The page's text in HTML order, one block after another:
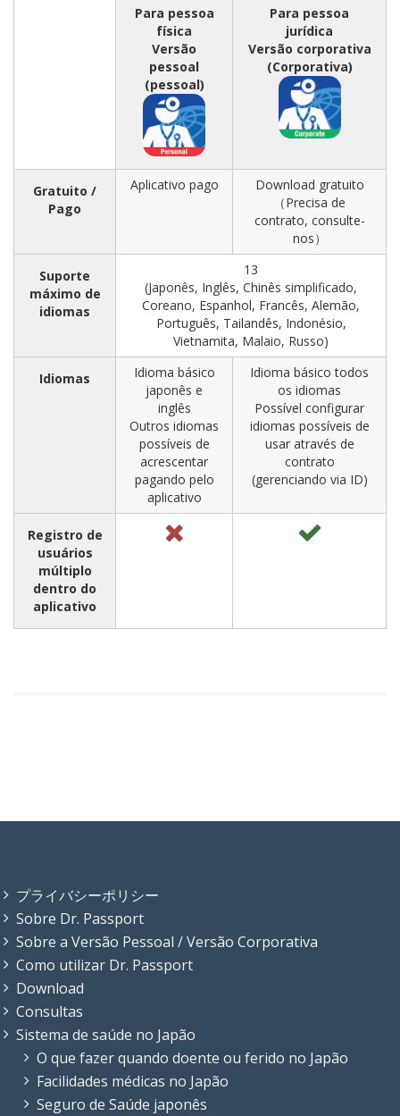
Para pessoa
física
Versão
pessoal
(pessoal)
Para pessoa
jurídica
Versão corporativa
(Corporativa)
Gratuito /
Pago
Aplicativo pago
Download gratuito
（Precisa de
contrato, consulte-
nos）
Suporte
máximo de
idiomas
13
(Japonês, Inglês, Chinês simplificado,
Coreano, Espanhol, Francês, Alemão,
Português, Tailandês, Indonésio,
Vietnamita, Malaio, Russo)
Idiomas
Idioma básico
japonês e
inglês
Outros idiomas
possíveis de
acrescentar
pagando pelo
aplicativo
Idioma básico todos
os idiomas
Possível configurar
idiomas possíveis de
usar através de
contrato
(gerenciando via ID)
Registro de
usuários
múltiplo
dentro do
aplicativo
プライバシーポリシー
Sobre Dr. Passport
Sobre a Versão Pessoal / Versão Corporativa
Como utilizar Dr. Passport
Download
Consultas
Sistema de saúde no Japão
O que fazer quando doente ou ferido no Japão
Facilidades médicas no Japão
Seguro de Saúde japonês